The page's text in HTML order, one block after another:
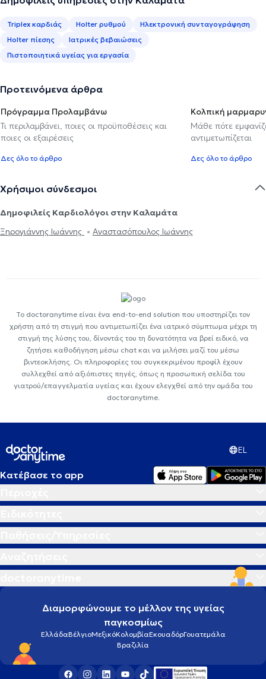
Triplex καρδιάς Holter ρυθμού
Ηλεκτρονική συνταγογράφηση
Holter πίεσης
Ιατρικές βεβαιώσεις
Πιστοποιητικά υγείας για εργασία
Προτεινόμενα άρθρα
Πρόγραμμα Προλαμβάνω
Τι περιλαμβάνει, ποιες οι προϋποθέσεις και
ποιες οι εξαιρέσεις
Δες όλο το άρθρο
Κολπική
Μάθε πότε
αντιμετωπίζεται
Δες όλο το άρθρο
Χρήσιμοι σύνδεσμοι
Δημοφιλείς Καρδιολόγοι στην Καλαμάτα
Ξηρογιάννης Ιωάννης
Αναστασόπουλος Ιωάννης
Το doctoranytime είναι ένα end-to-end solution που υποστηρίζει τον
χρήστη από τη στιγμή που αντιμετωπίζει ένα ιατρικό σύμπτωμα μέχρι τη
στιγμή της λύσης του, δίνοντάς του τη δυνατότητα να βρεί ειδικό, να
ζητήσει καθοδήγηση μέσω chat και να μιλήσει μαζί του μέσω
βιντεοκλήσης. Οι πληροφορίες του συγκεκριμένου προφίλ έχουν
συλλεχθεί από αξιόπιστες πηγές, όπως η προσωπική σελίδα του
γιατρού/επαγγελματία υγείας και έχουν ελεγχθεί από την ομάδα του
doctoranytime.
EL
Κατέβασε το app
Διαμορφώνουμε το μέλλον της υγείας
παγκοσμίως
ΕλλάδαΒέλγιοΜεξικόΚολομβίαΕκουαδόρΓουατεμάλα
Βραζιλία